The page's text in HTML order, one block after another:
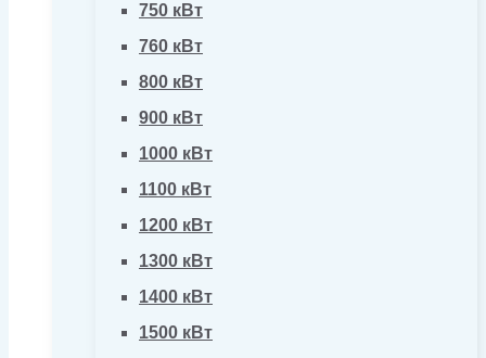
750 кВт
760 кВт
800 кВт
900 кВт
1000 кВт
1100 кВт
1200 кВт
1300 кВт
1400 кВт
1500 кВт